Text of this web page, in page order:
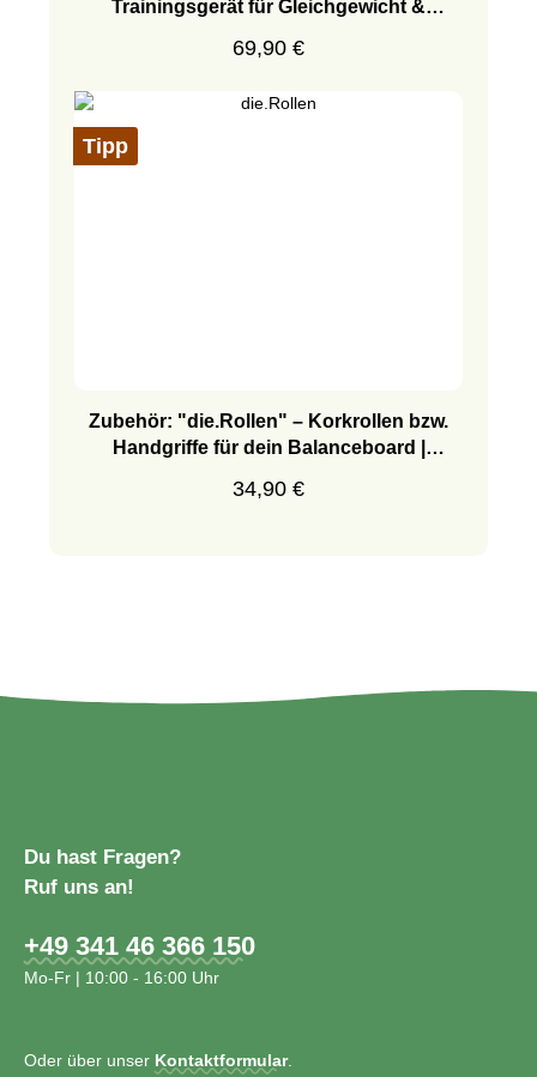
Trainingsgerät für Gleichgewicht &
Regulärer Preis:
69,90 €
Tipp
Zubehör: "die.Rollen" – Korkrollen bzw.
Handgriffe für dein Balanceboard |
Regulärer Preis:
34,90 €
Du hast Fragen?
Ruf uns an!
+49 341 46 366 150
Mo-Fr | 10:00 - 16:00 Uhr
Oder über unser Kontaktformular.